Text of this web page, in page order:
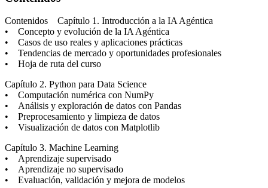
Contenidos Capítulo 1. Introducción a la IA Agéntica
• Concepto y evolución de la IA Agéntica
• Casos de uso reales y aplicaciones prácticas
• Tendencias de mercado y oportunidades profesionales
• Hoja de ruta del curso
Capítulo 2. Python para Data Science
• Computación numérica con NumPy
• Análisis y exploración de datos con Pandas
• Preprocesamiento y limpieza de datos
• Visualización de datos con Matplotlib
Capítulo 3. Machine Learning
• Aprendizaje supervisado
• Aprendizaje no supervisado
• Evaluación, validación y mejora de modelos